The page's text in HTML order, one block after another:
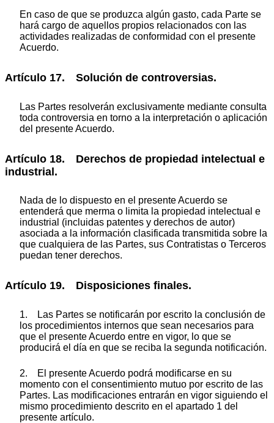
En caso de que se produzca algún gasto, cada Parte se
hará cargo de aquellos propios relacionados con las
actividades realizadas de conformidad con el presente
Acuerdo.
Artículo 17. Solución de controversias.
Las Partes resolverán exclusivamente mediante consulta
toda controversia en torno a la interpretación o aplicación
del presente Acuerdo.
Artículo 18. Derechos de propiedad intelectual e
industrial.
Nada de lo dispuesto en el presente Acuerdo se
entenderá que merma o limita la propiedad intelectual e
industrial (incluidas patentes y derechos de autor)
asociada a la información clasificada transmitida sobre la
que cualquiera de las Partes, sus Contratistas o Terceros
puedan tener derechos.
Artículo 19. Disposiciones finales.
1. Las Partes se notificarán por escrito la conclusión de
los procedimientos internos que sean necesarios para
que el presente Acuerdo entre en vigor, lo que se
producirá el día en que se reciba la segunda notificación.
2. El presente Acuerdo podrá modificarse en su
momento con el consentimiento mutuo por escrito de las
Partes. Las modificaciones entrarán en vigor siguiendo el
mismo procedimiento descrito en el apartado 1 del
presente artículo.